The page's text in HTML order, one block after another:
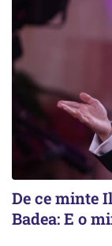
De ce minte
Badea: E o